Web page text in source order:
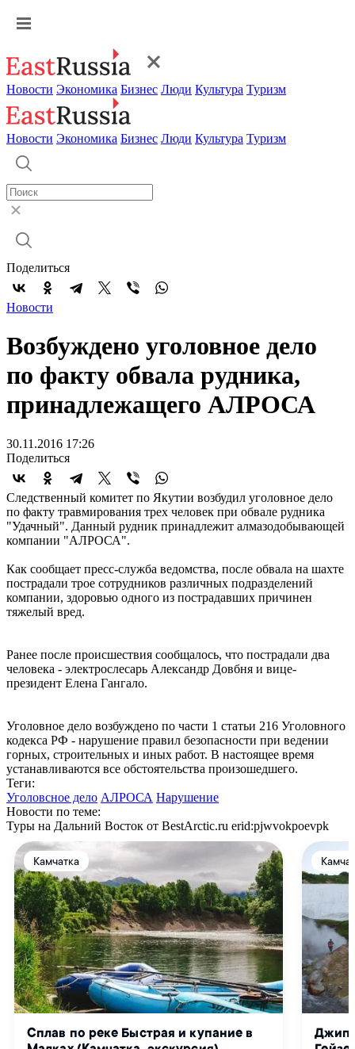
Новости Экономика Бизнес Люди Культура Туризм
Новости Экономика Бизнес Люди Культура Туризм
Поделиться
Новости
Возбуждено уголовное дело
по факту обвала рудника,
принадлежащего АЛРОСА
30.11.2016 17:26
Поделиться
Следственный комитет по Якутии возбудил уголовное дело
по факту травмирования трех человек при обвале рудника
"Удачный". Данный рудник принадлежит алмазодобывающей
компании "АЛРОСА".
Как сообщает пресс-служба ведомства, после обвала на шахте
пострадали трое сотрудников различных подразделений
компании, здоровью одного из пострадавших причинен
тяжелый вред.
Ранее после происшествия сообщалось, что пострадали два
человека - электрослесарь Александр Довбня и вице-
президент Елена Гангало.
Уголовное дело возбуждено по части 1 статьи 216 Уголовного
кодекса РФ - нарушение правил безопасности при ведении
горных, строительных и иных работ. В настоящее время
устанавливаются все обстоятельства произошедшего.
Теги:
Уголовсное дело АЛРОСА Нарушение
Новости по теме:
Туры на Дальний Восток от BestArctic.ru erid:pjwvokpoevpk